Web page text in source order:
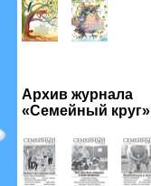
Архив журнала
«Семейный круг»